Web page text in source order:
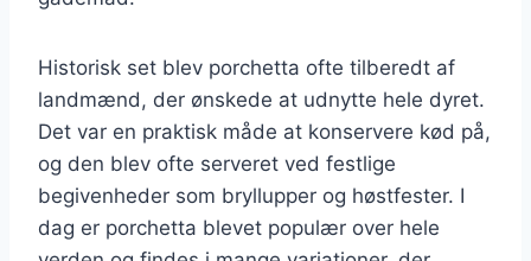
Historisk set blev porchetta ofte tilberedt af
landmænd, der ønskede at udnytte hele dyret.
Det var en praktisk måde at konservere kød på,
og den blev ofte serveret ved festlige
begivenheder som bryllupper og høstfester. I
dag er porchetta blevet populær over hele